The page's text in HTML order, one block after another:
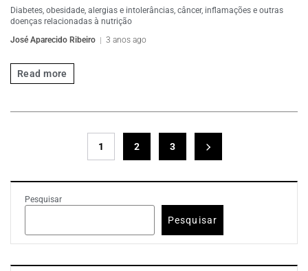
Diabetes, obesidade, alergias e intolerâncias, câncer, inflamações e outras
doenças relacionadas à nutrição
José Aparecido Ribeiro
3 anos ago
Read more
1 2 3
Pesquisar
Pesquisar